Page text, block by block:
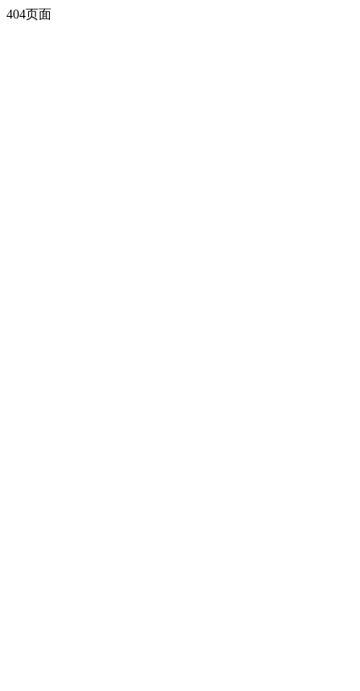
404页面